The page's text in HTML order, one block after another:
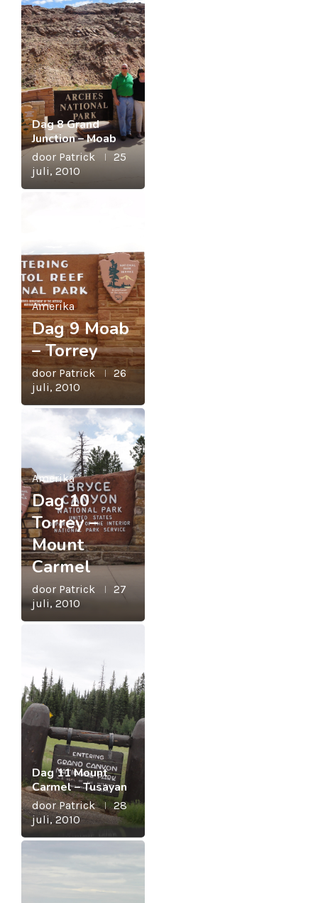
Dag 8 Grand
Junction – Moab
door Patrick
25
juli, 2010
Amerika
Dag 9 Moab
– Torrey
door Patrick
26
juli, 2010
Amerika
Dag 10
Torrey –
Mount
Carmel
door Patrick
27
juli, 2010
Dag 11 Mount
Carmel – Tusayan
doorPatrick
28
juli, 2010